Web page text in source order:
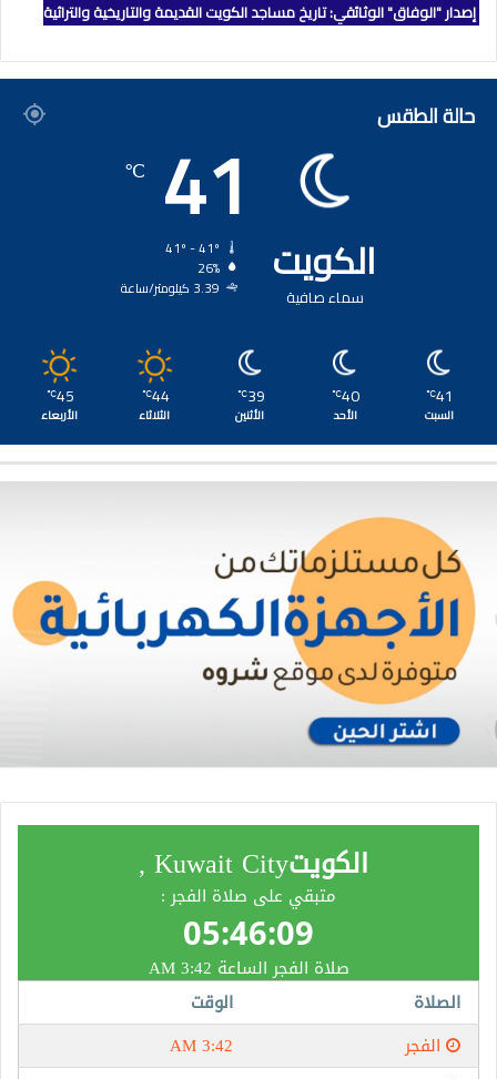
إصدار "الوفاق" الوثائقي: تاريخ مساجد الكويت القديمة والتاريخية والتراثية
حالة الطقس
الكويت
سماء صافية
41
℃
26%
3.39 كيلومتر/ساعة
41
℃
السبت
40
℃
الأحد
39
℃
الأثنين
44
℃
الثلاثاء
45
℃
الأربعاء